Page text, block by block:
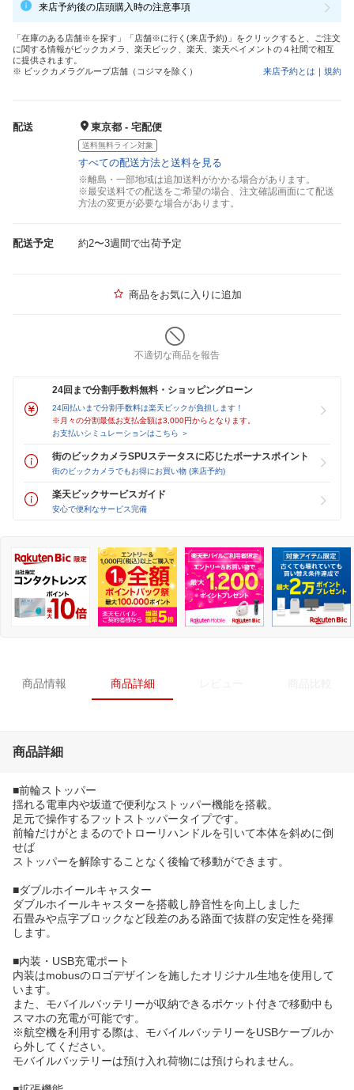
来店予約後の店頭購入時の注意事項
「在庫のある店舗※を探す」「店舗※に行く(来店予約)」をクリックすると、ご注文
に関する情報がビックカメラ、楽天ビック、楽天、楽天ペイメントの４社間で相互
に提供されます。
※ ビックカメラグループ店舗（コジマを除く）
来店予約とは ｜ 規約
配送 東京都 - 宅配便
送料無料ライン対象
すべての配送方法と送料を見る
※離島・一部地域は追加送料がかかる場合があります。
※最安送料での配送をご希望の場合、注文確認画面にて配送
方法の変更が必要な場合があります。
配送予定 約2〜3週間で出荷予定
商品をお気に入りに追加
不適切な商品を報告
24回まで分割手数料無料・ショッピングローン
24回払いまで分割手数料は楽天ビックが負担します！
※月々の分割最低お支払金額は3,000円からとなります。
お支払いシミュレーションはこちら ＞
街のビックカメラSPUステータスに応じたボーナスポイント
街のビックカメラでもお得にお買い物 (来店予約)
楽天ビックサービスガイド
安心で便利なサービス完備
商品情報 商品詳細
商品詳細
■前輪ストッパー
揺れる電車内や坂道で便利なストッパー機能を搭載。
足元で操作するフットストッパータイプです。
前輪だけがとまるのでトローリハンドルを引いて本体を斜めに倒
せば
ストッパーを解除することなく後輪で移動ができます。
■ダブルホイールキャスター
ダブルホイールキャスターを搭載し静音性を向上しました
石畳みや点字ブロックなど段差のある路面で抜群の安定性を発揮
します。
■内装・USB充電ポート
内装はmobusのロゴデザインを施したオリジナル生地を使用して
います。
また、モバイルバッテリーが収納できるポケット付きで移動中も
スマホの充電が可能です。
※航空機を利用する際は、モバイルバッテリーをUSBケーブルか
ら外してください。
モバイルバッテリーは預け入れ荷物には預けられません。